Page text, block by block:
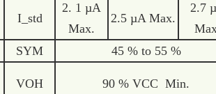
I_std
2. 1 µA
Max.
2.5 µA Max.
2.7
SYM 45 % to 55 %
VOH 90 % VCC Min.